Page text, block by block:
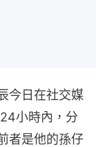
今日在社交媒
小時內，分
者是他的孫仔